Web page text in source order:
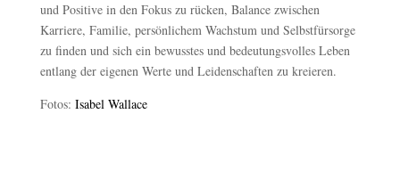
und Positive in den Fokus zu rücken, Balance zwischen
Karriere, Familie, persönlichem Wachstum und Selbstfürsorge
zu finden und sich ein bewusstes und bedeutungsvolles Leben
entlang der eigenen Werte und Leidenschaften zu kreieren.
Fotos: Isabel Wallace